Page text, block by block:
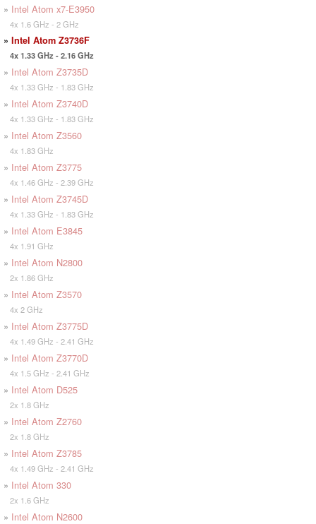
» Intel Atom x7-E3950
4x 1.6 GHz - 2 GHz
» Intel Atom Z3736F
4x 1.33 GHz - 2.16 GHz
» Intel Atom Z3735D
4x 1.33 GHz - 1.83 GHz
» Intel Atom Z3740D
4x 1.33 GHz - 1.83 GHz
» Intel Atom Z3560
4x 1.83 GHz
» Intel Atom Z3775
4x 1.46 GHz - 2.39 GHz
» Intel Atom Z3745D
4x 1.33 GHz - 1.83 GHz
» Intel Atom E3845
4x 1.91 GHz
» Intel Atom N2800
2x 1.86 GHz
» Intel Atom Z3570
4x 2 GHz
» Intel Atom Z3775D
4x 1.49 GHz - 2.41 GHz
» Intel Atom Z3770D
4x 1.5 GHz - 2.41 GHz
» Intel Atom D525
2x 1.8 GHz
» Intel Atom Z2760
2x 1.8 GHz
» Intel Atom Z3785
4x 1.49 GHz - 2.41 GHz
» Intel Atom 330
2x 1.6 GHz
» Intel Atom N2600